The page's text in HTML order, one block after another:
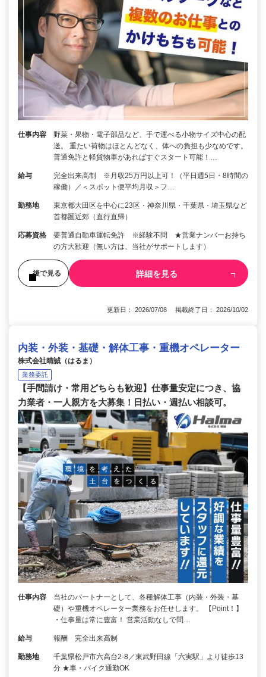
仕事内容
野菜・果物・電子部品など、手で運べる小物サイズ中心の配
送。 重たい荷物はほとんどなく、体への負担も少なめです。
普通免許と軽貨物車があればすぐスタート可能！…
給与
完全出来高制 ※月収25万円以上可！（平日週5日・8時間の
稼働）／＜スポット便平均月収＞フ…
勤務地
東京都大田区を中心に23区・神奈川県・千葉県・埼玉県など
首都圏近郊（直行直帰）
応募資格
要普通自動車運転免許 ※経験不問 ★営業ナンバーお持ち
の方大歓迎（無い方は、当社がサポートします）
後で見る 詳細を見る
更新日： 2026/07/08 掲載終了日： 2026/10/02
内装・外装・基礎・解体工事・重機オペレーター
株式会社晴誠（はるま）
業務委託
【手間請け・常用どちらも歓迎】仕事量安定につき、協
力業者・一人親方を大募集！日払い・週払い相談可。
仕事内容
当社のパートナーとして、各種解体工事（内装・外装・基
礎）や重機オペレーター業務をお任せします。 【Point！】
・仕事量は常に豊富！ 営業活動なしで問…
給与 報酬 完全出来高制
勤務地
千葉県松戸市六高台2-8／東武野田線「六実駅」より徒歩13
分 ★車・バイク通勤OK